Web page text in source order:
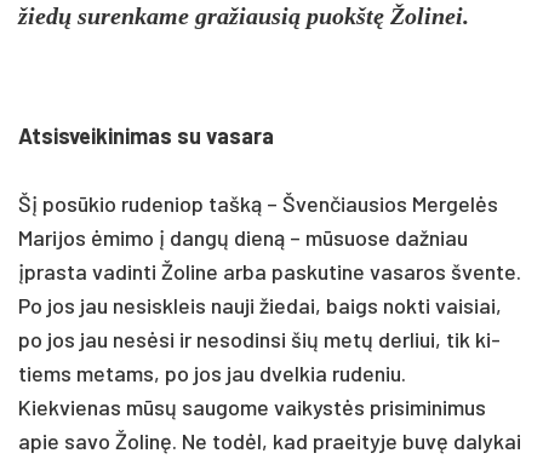
žiedų su­ren­ka­me gra­žiau­sią puokštę Žo­li­nei.
At­sis­vei­ki­ni­mas su va­sa­ra
Šį po­sūkio ru­de­niop tašką – Šven­čiau­sios Mer­gelės
Ma­ri­jos ėmi­mo į dangų dieną – mūsuo­se daž­niau
įpras­ta va­din­ti Žo­li­ne ar­ba pa­sku­ti­ne va­sa­ros šven­te.
Po jos jau ne­si­skleis nau­ji žie­dai, baigs nok­ti vai­siai,
po jos jau ne­sėsi ir ne­so­din­si šių metų der­liui, tik ki­
tiems me­tams, po jos jau dvel­kia ru­de­niu.
Kiek­vie­nas mūsų sau­go­me vai­kystės pri­si­mi­ni­mus
apie sa­vo Žo­linę. Ne todėl, kad praei­ty­je buvę da­ly­kai